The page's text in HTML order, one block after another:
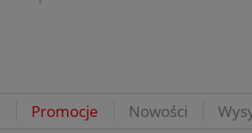
Promocje Nowości